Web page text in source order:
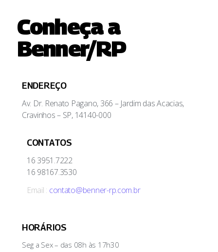
Conheça a
Benner/RP
ENDEREÇO
Av. Dr. Renato Pagano, 366 – Jardim das Acacias,
Cravinhos – SP, 14140-000
CONTATOS
16 3951.7222
16 98167.3530
Email : contato@benner-rp.com.br
HORÁRIOS
Seg a Sex – das 08h às 17h30